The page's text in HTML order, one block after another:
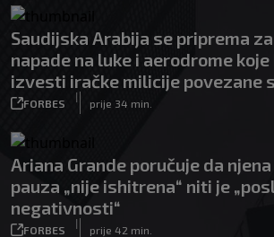
Saudijska Arabija se priprema
napade na luke i aerodrome
izvesti iračke milicije povezane
FORBES
|
prije 34 min.
Ariana Grande poručuje da
pauza „nije ishitrena“ niti je
negativnosti“
FORBES
|
prije 42 min.